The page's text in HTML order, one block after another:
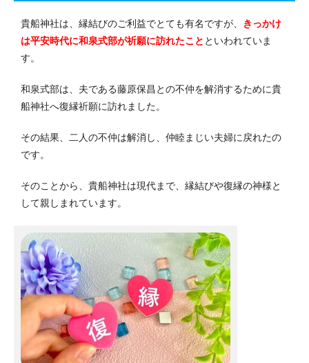
貴船神社は、縁結びのご利益でとても有名ですが、
きっかけ
は平安時代に和泉式部が祈願に訪れたこと といわれていま
す。
和泉式部は、夫である藤原保昌との不仲を解消するために貴
船神社へ復縁祈願に訪れました。
その結果、二人の不仲は解消し、仲睦まじい夫婦に戻れたの
です。
そのことから、貴船神社は現代まで、縁結びや復縁の神様と
して親しまれています。